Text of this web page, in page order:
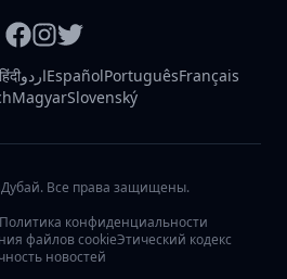
हिंदीاردوEspañolPortuguêsFrançais
MagyarSlovenský
Все права защищены.
Политика конфиденциальности
файлов cookieЭтический кодекс
новостей